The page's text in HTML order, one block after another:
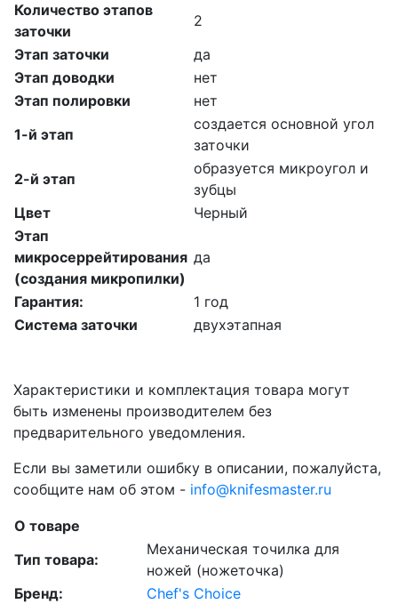
Количество этапов
заточки
2
Этап заточки
да
Этап доводки
нет
Этап полировки
нет
1-й этап
создается основной угол
заточки
2-й этап
образуется микроугол и
зубцы
Цвет
Черный
Этап
микросеррейтирования
(создания микропилки)
да
Гарантия:
1 год
Система заточки
двухэтапная
Характеристики и комплектация товара могут
быть изменены производителем без
предварительного уведомления.
Если вы заметили ошибку в описании, пожалуйста,
сообщите нам об этом - info@knifesmaster.ru
О товаре
Тип товара:
Механическая точилка для
ножей (ножеточка)
Бренд:
Chef's Choice